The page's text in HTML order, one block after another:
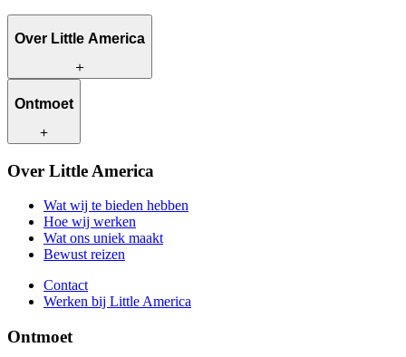
Over Little America
Wat wij te bieden hebben
Wat ons uniek maakt
Contact
Werken bij Little America
Ontmoet
Onze reisadviseurs
Over Little America
Wat wij te bieden hebben
Hoe wij werken
Wat ons uniek maakt
Bewust reizen
Contact
Werken bij Little America
Ontmoet